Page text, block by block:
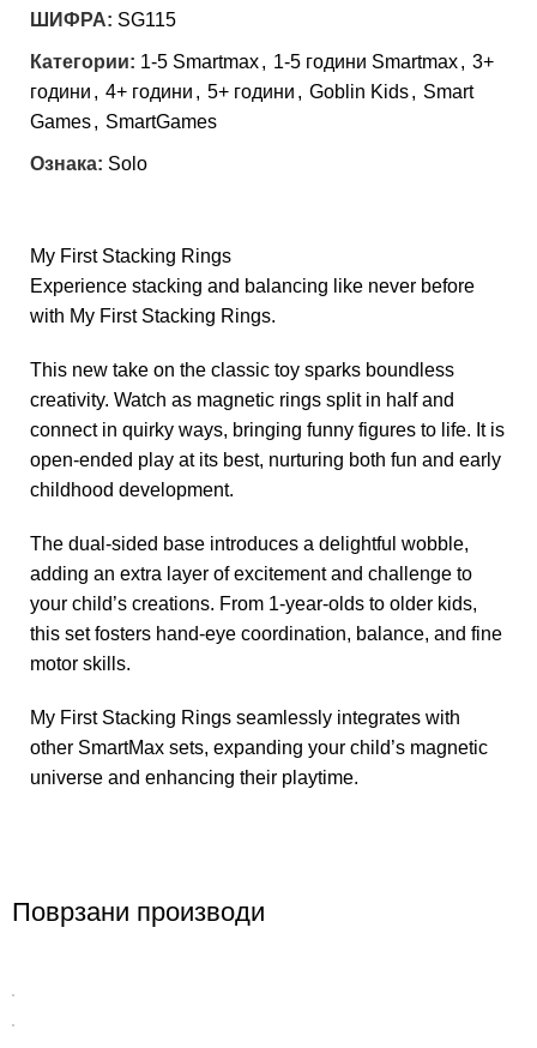
ШИФРА: SG115
Категории: 1-5 Smartmax, 1-5 години Smartmax, 3+
години , 4+ години , 5+ години , Goblin Kids, Smart
Games, SmartGames
Ознака: Solo
My First Stacking Rings
Experience stacking and balancing like never before
with My First Stacking Rings.
This new take on the classic toy sparks boundless
creativity. Watch as magnetic rings split in half and
connect in quirky ways, bringing funny figures to life. It is
open-ended play at its best, nurturing both fun and early
childhood development.
The dual-sided base introduces a delightful wobble,
adding an extra layer of excitement and challenge to
your child’s creations. From 1-year-olds to older kids,
this set fosters hand-eye coordination, balance, and fine
motor skills.
My First Stacking Rings seamlessly integrates with
other SmartMax sets, expanding your child’s magnetic
universe and enhancing their playtime.
Поврзани производи